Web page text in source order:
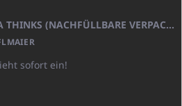
KÖRPERLOTION 1L OLIVIA THINKS (NACHFÜLLBARE VERPACKUNG)
sofort ein!